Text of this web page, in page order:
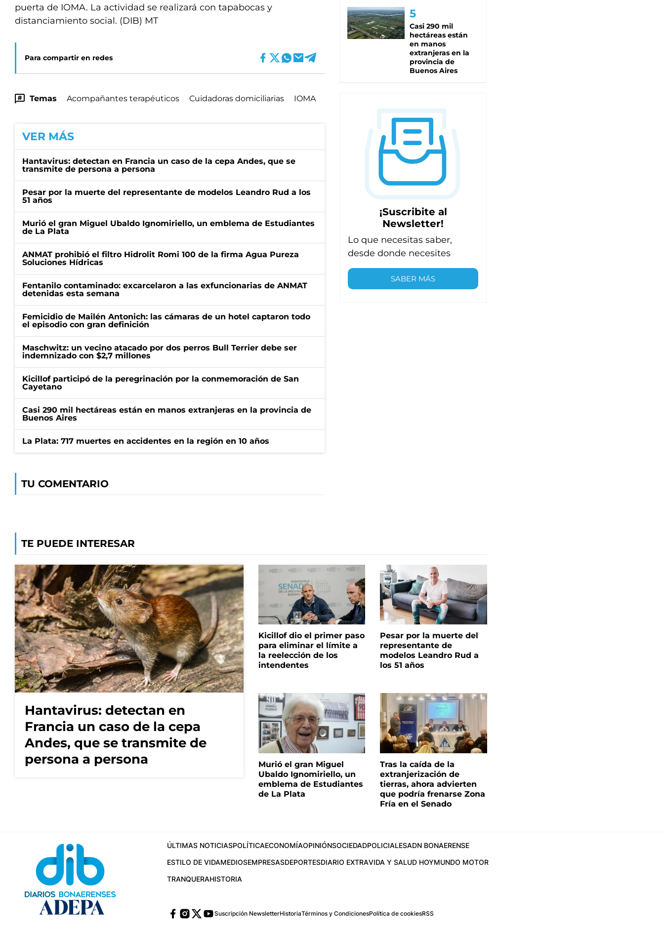
puerta de IOMA. La actividad se realizará con tapabocas y
distanciamiento social. (DIB) MT
Para compartir en redes
Temas Acompañantes terapéuticos Cuidadoras domiciliarias IOMA
VER MÁS
Hantavirus: detectan en Francia un caso de la cepa Andes, que se
transmite de persona a persona
Pesar por la muerte del representante de modelos Leandro Rud a los
51 años
Murió el gran Miguel Ubaldo Ignomiriello, un emblema de Estudiantes
de La Plata
ANMAT prohibió el filtro Hidrolit Romi 100 de la firma Agua Pureza
Soluciones Hídricas
Fentanilo contaminado: excarcelaron a las exfuncionarias de ANMAT
detenidas esta semana
Femicidio de Mailén Antonich: las cámaras de un hotel captaron todo
el episodio con gran definición
Maschwitz: un vecino atacado por dos perros Bull Terrier debe ser
indemnizado con $2,7 millones
Kicillof participó de la peregrinación por la conmemoración de San
Cayetano
Casi 290 mil hectáreas están en manos extranjeras en la provincia de
Buenos Aires
La Plata: 717 muertes en accidentes en la región en 10 años
TU COMENTARIO
Casi 290 mil
hectáreas están
en manos
extranjeras en la
provincia de
Buenos Aires
¡Suscribite al
Newsletter!
Lo que necesitas saber,
desde donde necesites
SABER MÁS
TE PUEDE INTERESAR
Hantavirus: detectan en
Francia un caso de la cepa
Andes, que se transmite de
persona a persona
Kicillof dio el primer paso
para eliminar el límite a
la reelección de los
intendentes
Pesar por la muerte del
representante de
modelos Leandro Rud a
los 51 años
Murió el gran Miguel
Ubaldo Ignomiriello, un
emblema de Estudiantes
de La Plata
Tras la caída de la
extranjerización de
tierras, ahora advierten
que podría frenarse Zona
Fría en el Senado
ÚLTIMAS NOTICIASPOLÍTICAECONOMÍAOPINIÓNSOCIEDADPOLICIALESADN BONAERENSE
ESTILO DE VIDAMEDIOSEMPRESASDEPORTESDIARIO EXTRAVIDA Y SALUD HOYMUNDO MOTOR
TRANQUERAHISTORIA
Suscripción NewsletterHistoriaTérminos y CondicionesPolítica de cookiesRSS